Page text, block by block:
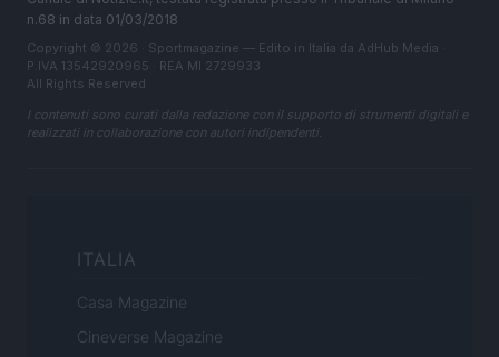
n.68 in data 01/03/2018
Copyright © 2026 · Sportmagazine — Edito in Italia da AdHub Media
P.IVA 13542920965 · REA MI 2729933
All Rights Reserved
I contenuti sono curati dalla redazione con il supporto di strumenti digitali e
realizzati in collaborazione con autori indipendenti.
ITALIA
Casa Magazine
Cineverse Magazine